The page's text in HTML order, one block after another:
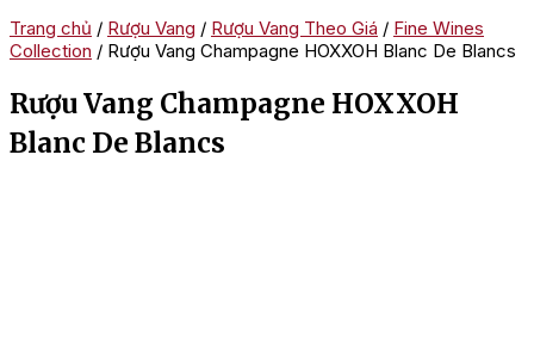
Trang chủ / Rượu Vang / Rượu Vang Theo Giá / Fine Wines
Collection / Rượu Vang Champagne HOXXOH Blanc De Blancs
Rượu Vang Champagne HOXXOH
Blanc De Blancs